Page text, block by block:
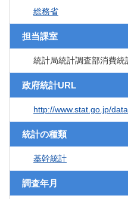
総務省
担当課室
統計局統計調査部消費統
政府統計URL
http://www.stat.go.jp/
統計の種類
基幹統計
調査年月